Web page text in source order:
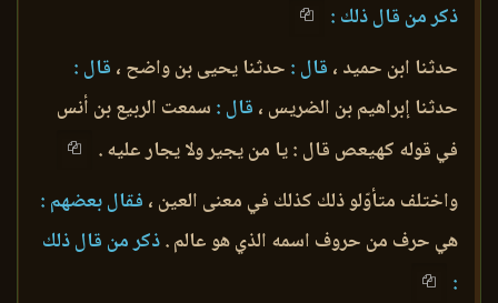
ذكر من قال ذلك :
حدثنا ابن حميد ، قال : حدثنا يحيى بن واضح ، قال :
حدثنا إبراهيم بن الضريس ، قال : سمعت الربيع بن أنس
في قوله كهيعص قال : يا من يجير ولا يجار عليه .
واختلف متأوّلو ذلك كذلك في معنى العين ، فقال بعضهم :
هي حرف من حروف اسمه الذي هو عالم .ذكر من قال ذلك
: